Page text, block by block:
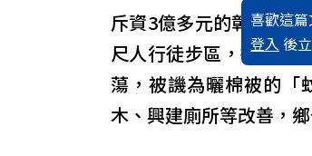
喜歡這
登入 後
斥資3億多元的彰化縣
尺人行徒步區，卻無法
蕩，被譏為曬棉被的「
木、興建廁所等改善，